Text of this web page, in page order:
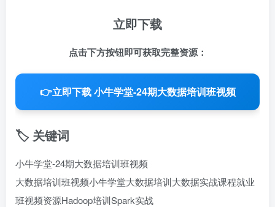
立即下载
点击下方按钮即可获取完整资源：
👉立即下载 小牛学堂-24期大数据培训班视频
🏷️ 关键词
小牛学堂-24期大数据培训班视频
大数据培训班视频小牛学堂大数据培训大数据实战课程就业
班视频资源Hadoop培训Spark实战